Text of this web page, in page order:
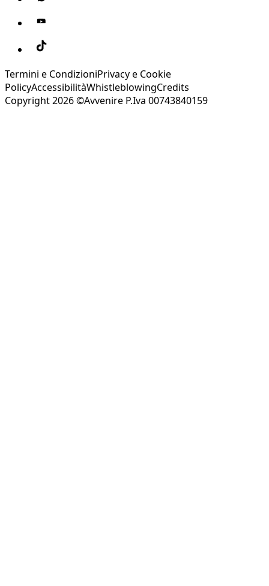
Termini e CondizioniPrivacy e Cookie
PolicyAccessibilitàWhistleblowingCredits
Copyright 2026 ©Avvenire P.Iva 00743840159